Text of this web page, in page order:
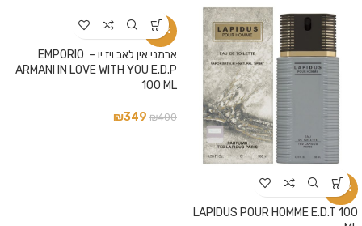
-34%
LAPIDUS POUR HOMME E.D.T 100
-13%
ארמני אין לאב ויז יו – EMPORIO
ARMANI IN LOVE WITH YOU E.D.P
100 ML
₪400
₪349